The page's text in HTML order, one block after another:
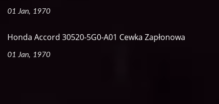
01 Jan, 1970
Honda Accord 30520-5G0-A01 Cewka Zapłonowa
01 Jan, 1970